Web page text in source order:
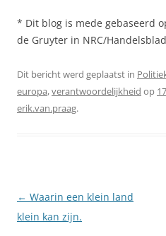
* Dit blog is mede gebaseerd
de Gruyter in NRC/
Dit bericht werd geplaatst in
europa,verantwoordelijkheid op
erik.van.praag.
Berichtnavigatie
← Waarin een klein land
klein kan zijn.